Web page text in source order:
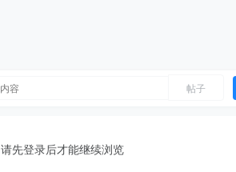
帖子
请先登录后才能继续浏览